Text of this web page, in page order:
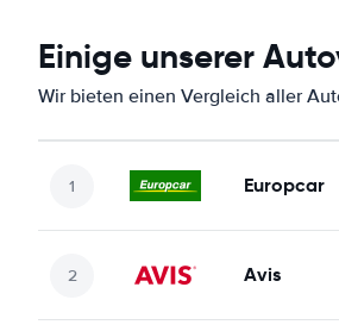
Einige unserer
Wir bieten einen Vergleich aller
Europcar
Avis